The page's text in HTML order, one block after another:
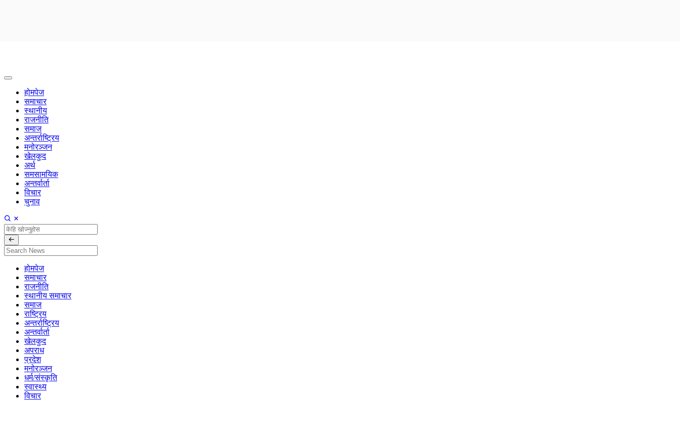
होमपेज
समाचार
स्थानीय
राजनीति
समाज
अन्तर्राष्ट्रिय
मनोरञ्जन
खेलकुद
अर्थ
समसामयिक
अन्तर्वार्ता
विचार
चुनाव
होमपेज
समाचार
राजनीति
स्थानीय समाचार
समाज
राष्ट्रिय
अन्तर्राष्ट्रिय
अन्तर्वार्ता
खेलकुद
अपराध
प्रदेश
मनोरञ्जन
धर्म/संस्कृति
स्वास्थ्य
विचार